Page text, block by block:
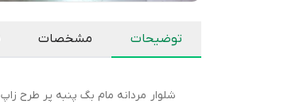
توضیحات مشخصات
شلوار مردانه مام بگ پنبه پر طرح زاپ